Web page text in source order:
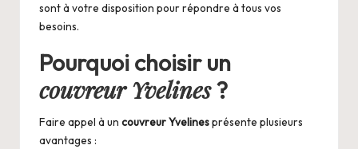
sont à votre disposition pour répondre à tous vos
besoins.
Pourquoi choisir un
couvreur Yvelines?
Faire appel à un couvreur Yvelinesprésente plusieurs
avantages :